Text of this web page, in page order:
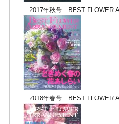
2017年秋号 BEST FLOWER
2018年春号 BEST FLOWER